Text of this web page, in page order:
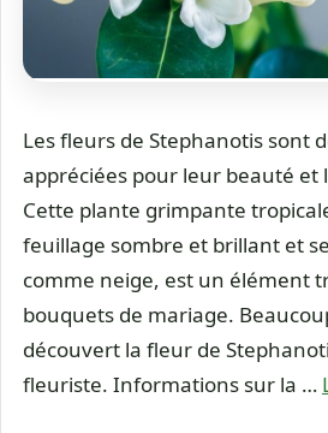
Les fleurs de Stephanotis sont
appréciées pour leur beauté et
Cette plante grimpante
feuillage sombre et brillant et
comme neige, est un élément
bouquets de mariage.
découvert la fleur de
fleuriste. Informations sur la …